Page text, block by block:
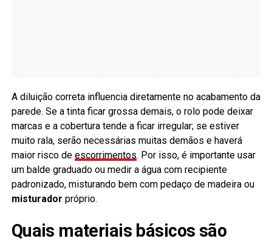
A diluição correta influencia diretamente no acabamento da
parede. Se a tinta ficar grossa demais, o rolo pode deixar
marcas e a cobertura tende a ficar irregular; se estiver
muito rala, serão necessárias muitas demãos e haverá
maior risco de escorrimentos. Por isso, é importante usar
um balde graduado ou medir a água com recipiente
padronizado, misturando bem com pedaço de madeira ou
misturador próprio.
Quais materiais básicos são